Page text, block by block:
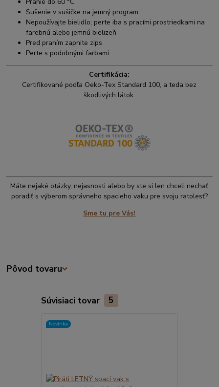
Sušenie v sušičke na jemný program
Nepoužívajte bielidlo; perte iba s pracími prostriedkami na
farebnú alebo jemnú bielizeň
Pred praním zapnite zips
Perte s podobnými farbami
Certifikácia:
Certifikované podľa Oeko-Tex Standard 100, a teda bez
škodlivých látok.
Máte nejaké otázky, nejasnosti alebo by ste si len chceli nechať
poradiť s výberom správneho spacieho vaku pre svoju ratolesť?
Sme tu pre Vás!
Pôvod tovaru
Súvisiaci tovar 5
Novinka